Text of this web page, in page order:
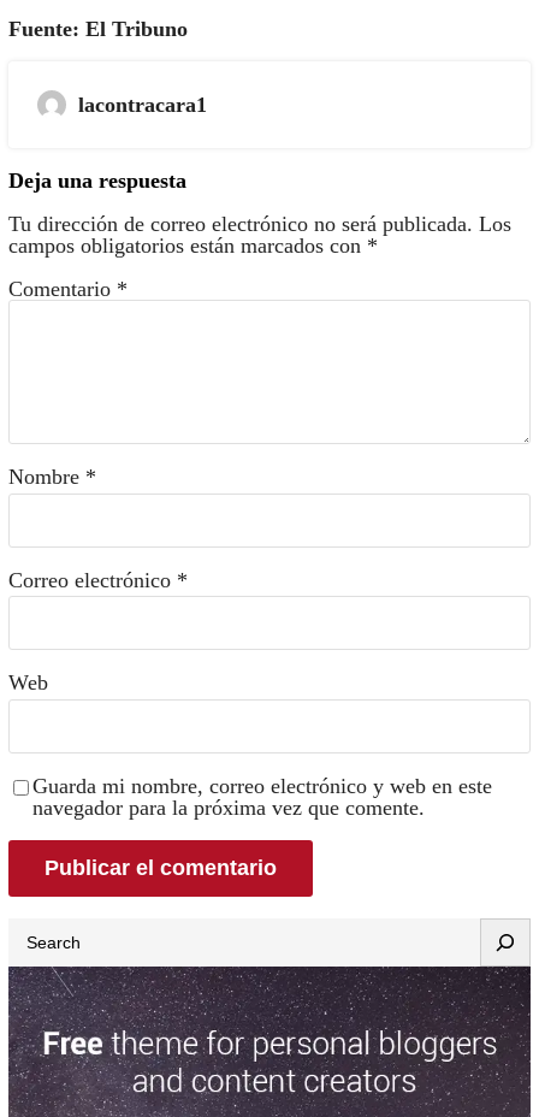
Fuente: El Tribuno
lacontracara1
Deja una respuesta
Tu dirección de correo electrónico no será publicada. Los
campos obligatorios están marcados con *
Comentario *
Nombre *
Correo electrónico *
Web
Guarda mi nombre, correo electrónico y web en este
navegador para la próxima vez que comente.